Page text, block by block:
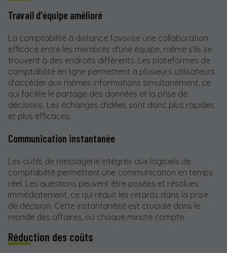
Travail d'équipe amélioré
La comptabilité à distance favorise une collaboration
efficace entre les membres d'une équipe, même s'ils se
trouvent à des endroits différents. Les plateformes de
comptabilité en ligne permettent à plusieurs utilisateurs
d'accéder aux mêmes informations simultanément, ce
qui facilite le partage des données et la prise de
décisions. Les échanges d'idées sont donc plus rapides
et plus efficaces.
Communication instantanée
Les outils de messagerie intégrés aux logiciels de
comptabilité permettent une communication en temps
réel. Les questions peuvent être posées et résolues
immédiatement, ce qui réduit les retards dans la prise
de décision. Cette instantanéité est cruciale dans le
monde des affaires, où chaque minute compte.
Réduction des coûts